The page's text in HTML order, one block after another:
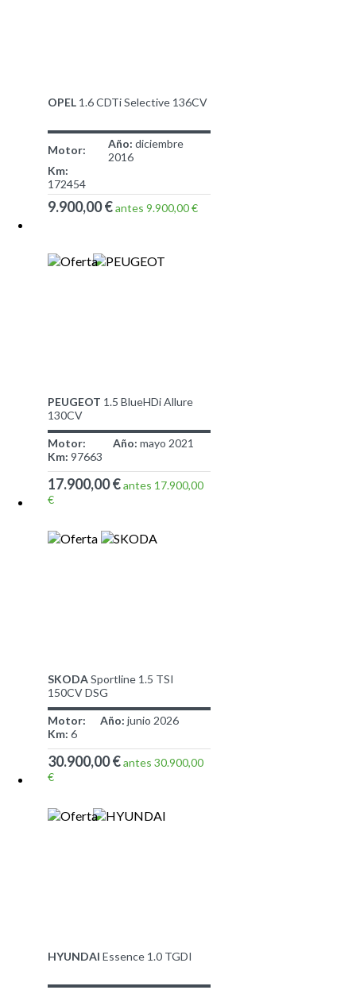
OPEL 1.6 CDTi Selective 136CV
Motor: Año: diciembre
2016
Km:
172454
9.900,00 €antes 9.900,00 €
PEUGEOT 1.5 BlueHDi Allure
130CV
Motor: Año: mayo 2021
Km: 97663
17.900,00 €antes 17.900,00
€
SKODASportline 1.5 TSI
150CV DSG
Motor: Año: junio 2026
Km: 6
30.900,00 €antes 30.900,00
€
HYUNDAI Essence 1.0 TGDI